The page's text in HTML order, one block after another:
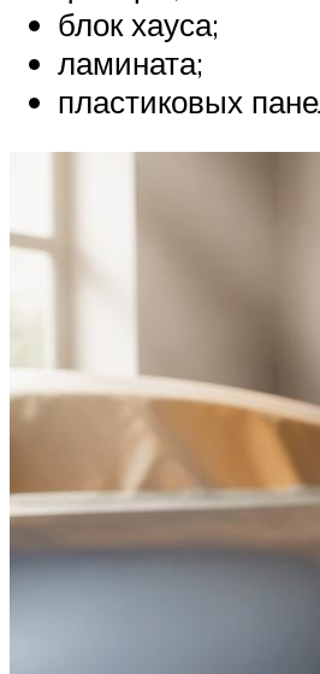
блок хауса;
ламината;
пластиковых